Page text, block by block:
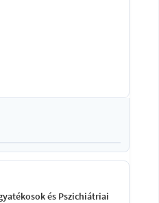
és Pszichiátriai